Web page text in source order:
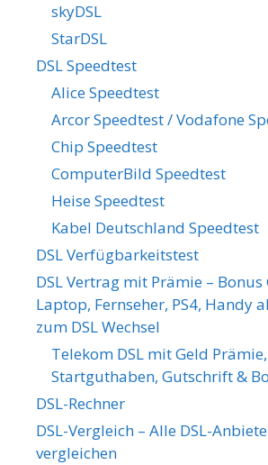
skyDSL
StarDSL
DSL Speedtest
Alice Speedtest
Arcor Speedtest / Vodafone
Chip Speedtest
ComputerBild Speedtest
Heise Speedtest
Kabel Deutschland Speedtest
DSL Verfügbarkeitstest
DSL Vertrag mit Prämie – Bonus
Laptop, Fernseher, PS4, Handy
zum DSL Wechsel
Telekom DSL mit Geld Prämie,
Startguthaben, Gutschrift &
DSL-Rechner
DSL-Vergleich – Alle DSL-
vergleichen